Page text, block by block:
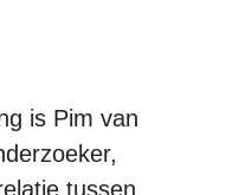
is Pim van
tussen